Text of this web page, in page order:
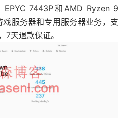
7443P和AMD Ryzen 9
服务器和专用服务器业务，支
天退款保证。